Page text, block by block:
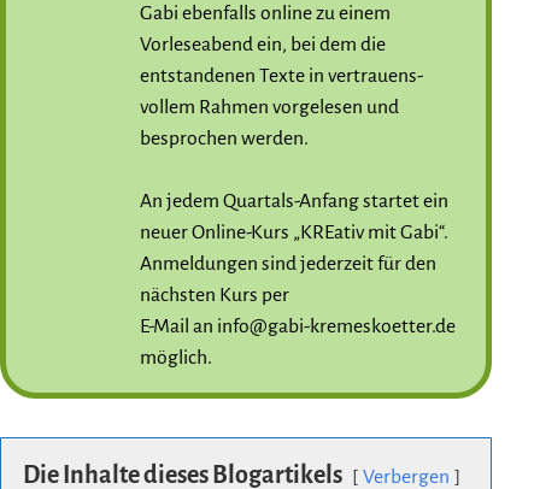
Gabi ebenfalls online zu einem
Vorleseabend ein, bei dem die
entstandenen Texte in vertrauens-
vollem Rahmen vorgelesen und
besprochen werden.
An jedem Quartals-Anfang startet ein
neuer Online-Kurs „KREativ mit Gabi“.
Anmeldungen sind jederzeit für den
nächsten Kurs per
E-Mail an info@gabi-kremeskoetter.de
möglich.
Die Inhalte dieses Blogartikels
Verbergen